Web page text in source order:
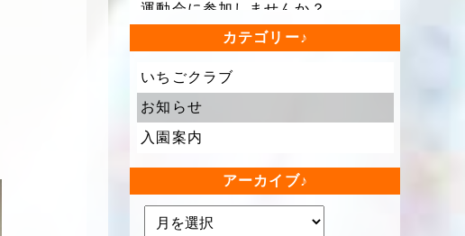
運動会に参加しませんか？
カテゴリー
いちごクラブ
お知らせ
入園案内
アーカイブ